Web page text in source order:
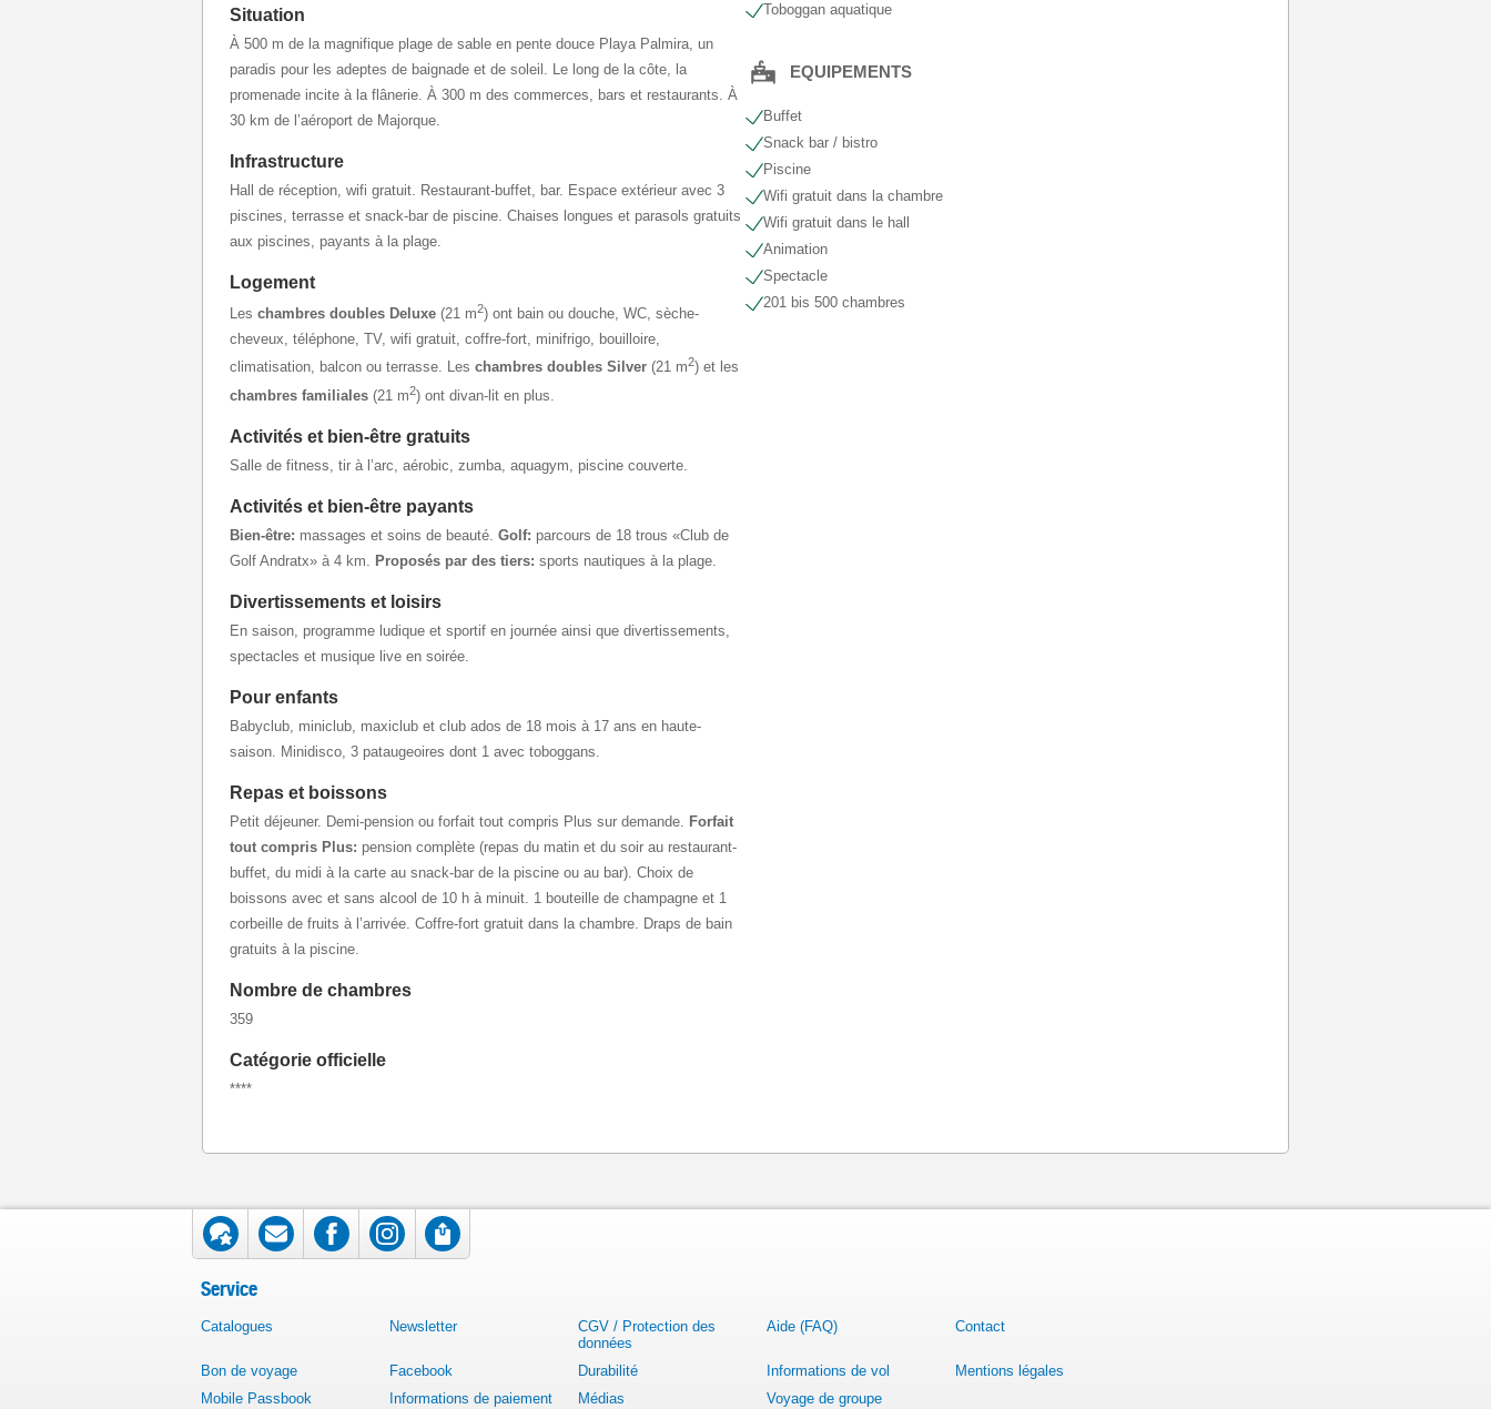
Situation
À 500 m de la magnifique plage de sable en pente douce Playa Palmira, un
paradis pour les adeptes de baignade et de soleil. Le long de la côte, la
promenade incite à la flânerie. À 300 m des commerces, bars et restaurants. À
30 km de l’aéroport de Majorque.
Infrastructure
Hall de réception, wifi gratuit. Restaurant-buffet, bar. Espace extérieur avec 3
piscines, terrasse et snack-bar de piscine. Chaises longues et parasols gratuits
aux piscines, payants à la plage.
Logement
Les chambres doubles Deluxe (21 m2) ont bain ou douche, WC, sèche-
cheveux, téléphone, TV, wifi gratuit, coffre-fort, minifrigo, bouilloire,
climatisation, balcon ou terrasse. Les chambres doubles Silver (21 m2) et les
chambres familiales (21 m2) ont divan-lit en plus.
Activités et bien-être gratuits
Salle de fitness, tir à l’arc, aérobic, zumba, aquagym, piscine couverte.
Activités et bien-être payants
Bien-être: massages et soins de beauté. Golf: parcours de 18 trous «Club de
Golf Andratx» à 4 km.
Proposés par des tiers: sports nautiques à la plage.
Divertissements et loisirs
En saison, programme ludique et sportif en journée ainsi que divertissements,
spectacles et musique live en soirée.
Pour enfants
Babyclub, miniclub, maxiclub et club ados de 18 mois à 17 ans en haute-
saison. Minidisco, 3 pataugeoires dont 1 avec toboggans.
Repas et boissons
Petit déjeuner. Demi-pension ou forfait tout compris Plus sur demande.
Forfait
tout compris Plus: pension complète (repas du matin et du soir au restaurant-
buffet, du midi à la carte au snack-bar de la piscine ou au bar). Choix de
boissons avec et sans alcool de 10 h à minuit. 1 bouteille de champagne et 1
corbeille de fruits à l’arrivée. Coffre-fort gratuit dans la chambre. Draps de bain
gratuits à la piscine.
Nombre de chambres
359
Catégorie officielle
****
Toboggan aquatique
EQUIPEMENTS
Buffet
Snack bar / bistro
Piscine
Wifi gratuit dans la chambre
Wifi gratuit dans le hall
Animation
Spectacle
201 bis 500 chambres
Service
Catalogues Newsletter
CGV / Protection des
données
Aide (FAQ) Contact
Bon de voyage Facebook Durabilité Informations de vol
Mentions légales
Mobile Passbook
Informations de paiement Médias Voyage de groupe